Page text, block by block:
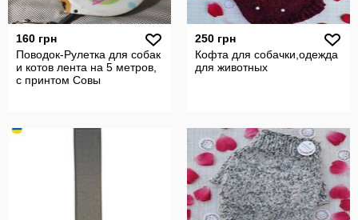
160 грн
Поводок-Рулетка для собак
и котов лента на 5 метров,
с принтом Совы
250 грн
Кофта для собачки,одежда
для животных